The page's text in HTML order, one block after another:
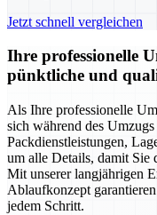
Jetzt schnell vergleichen
Ihre professionelle
pünktliche und
Als Ihre professionelle
sich während des
Packdienstleistungen,
um alle Details, damit Sie
Mit unserer langjährigen
Ablaufkonzept
jedem Schritt.